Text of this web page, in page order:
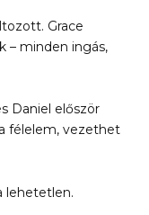
Grace
– minden ingás,
Daniel először
félelem, vezethet
lehetetlen.